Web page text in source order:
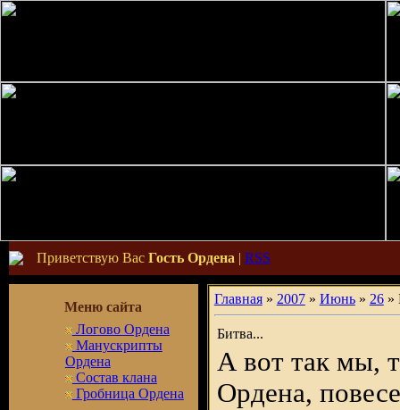
Приветствую Вас Гость Ордена | RSS
Меню сайта
Логово Ордена
Манускрипты
Ордена
Состав клана
Гробница Ордена
Главная» 2007 » Июнь » 26»
Битва...
А вот так мы,
Ордена,